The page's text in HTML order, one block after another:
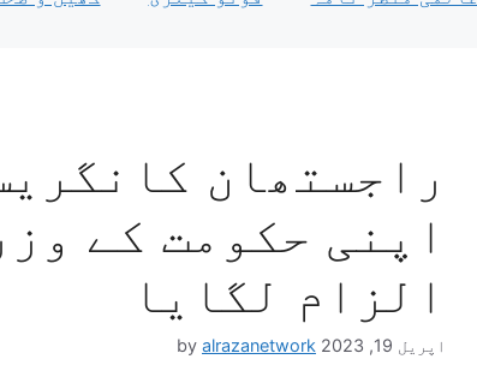
راجستھان
اپنی حکومت کے
الزام لگایا
اپریل 19, 2023 by alrazanetwork